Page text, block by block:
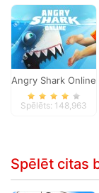
Angry Shark Online
Spēlēts: 148,963
Spēlēt citas